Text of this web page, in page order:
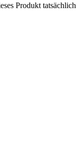
Produkt